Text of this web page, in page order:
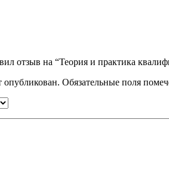
отзыв на “Теория и практика
опубликован. Обязательные поля